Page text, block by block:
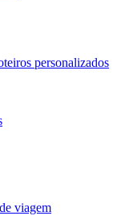
personalizados
viagem